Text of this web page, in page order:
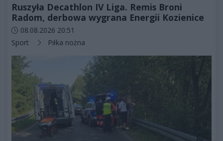
Ruszyła Decathlon IV Liga. Remis Broni
Radom, derbowa wygrana Energii Kozienice
Data dodania artykułu:
08.08.2026 20:51
Kategorie artykułu:
Sport Piłka nożna